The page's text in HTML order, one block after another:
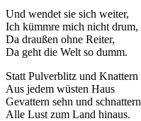
Und wendet sie sich weiter,
Ich kümmre mich nicht drum,
Da draußen ohne Reiter,
Da geht die Welt so dumm.
Statt Pulverblitz und Knattern
Aus jedem wüsten Haus
Gevattern sehn und schnattern
Alle Lust zum Land hinaus.